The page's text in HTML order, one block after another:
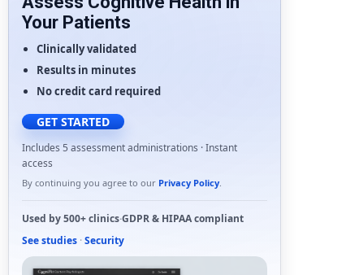
Your Patients
Clinically validated
Results in minutes
No credit card required
GET STARTED
Includes 5 assessment administrations · Instant
access
By continuing you agree to our Privacy Policy.
Used by500+ clinics·GDPR& HIPAAcompliant
See studies · Security